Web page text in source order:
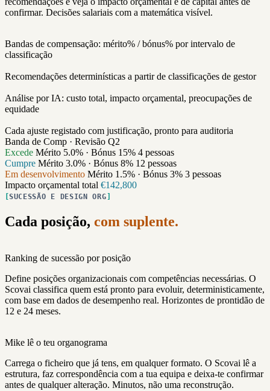
confirmar. Decisões salariais com a matemática visível.
Bandas de compensação: mérito% / bónus% por intervalo de
classificação
Recomendações determinísticas a partir de classificações de gestor
Análise por IA: custo total, impacto orçamental, preocupações de
equidade
Cada ajuste registado com justificação, pronto para auditoria
Banda de Comp · Revisão Q2
Excede Mérito 5.0% · Bónus 15% 4 pessoas
Cumpre Mérito 3.0% · Bónus 8% 12 pessoas
Em desenvolvimento Mérito 1.5% · Bónus 3% 3 pessoas
Impacto orçamental total €142,800
SUCESSÃO E DESIGN ORG
Cada posição, com suplente.
Ranking de sucessão por posição
Define posições organizacionais com competências necessárias. O
Scovai classifica quem está pronto para evoluir, deterministicamente,
com base em dados de desempenho real. Horizontes de prontidão de
12 e 24 meses.
Mike lê o teu organograma
Carrega o ficheiro que já tens, em qualquer formato. O Scovai lê a
estrutura, faz correspondência com a tua equipa e deixa-te confirmar
antes de qualquer alteração. Minutos, não uma reconstrução.